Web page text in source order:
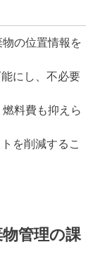
の位置情報を
にし、不必要
料費も抑えら
を削減するこ
管理の課